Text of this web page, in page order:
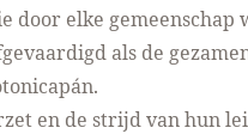
door elke gemeenschap
als de
en de strijd van hun